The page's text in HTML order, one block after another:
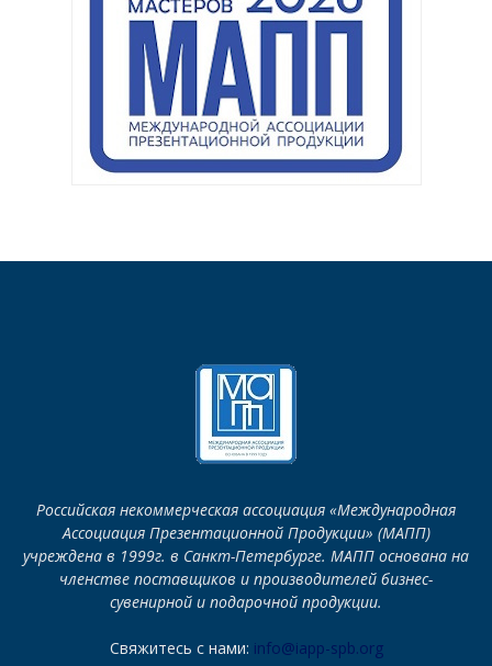
Российская некоммерческая ассоциация «Международная
Ассоциация Презентационной Продукции» (МАПП)
учреждена в 1999г. в Санкт-Петербурге. МАПП основана на
членстве поставщиков и производителей бизнес-
сувенирной и подарочной продукции.
Свяжитесь с нами: info@iapp-spb.org